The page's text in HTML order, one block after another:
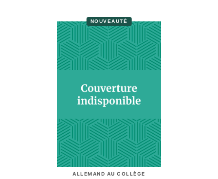
NOUVEAUTÉ
ALLEMAND AU COLLÈGE